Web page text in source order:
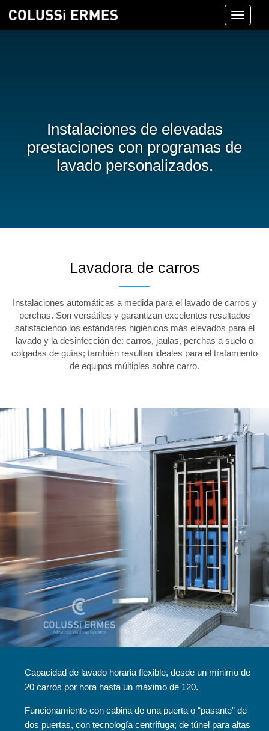
Toggle
Instalaciones de elevadas
prestaciones con programas de
lavado personalizados.
Lavadora de carros
Instalaciones automáticas a medida para el lavado de carros y
perchas. Son versátiles y garantizan excelentes resultados
satisfaciendo los estándares higiénicos más elevados para el
lavado y la desinfección de: carros, jaulas, perchas a suelo o
colgadas de guías; también resultan ideales para el tratamiento
de equipos múltiples sobre carro.
Capacidad de lavado horaria flexible, desde un mínimo de
20 carros por hora hasta un máximo de 120.
Funcionamiento con cabina de una puerta o “pasante” de
dos puertas, con tecnología centrífuga; de túnel para altas